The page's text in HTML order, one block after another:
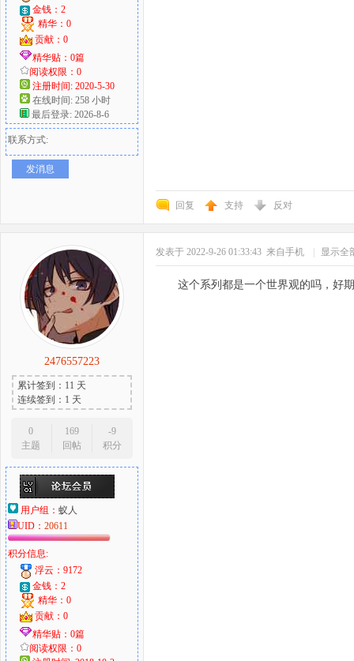
金钱：2
精华：0
贡献：0
精华贴：0篇
阅读权限：0
注册时间: 2020-5-30
在线时间: 258 小时
最后登录: 2026-8-6
联系方式:
发消息
回复 支持 反对
2476557223
累计签到：11 天
连续签到：1 天
0
主题
169
回帖
-9
积分
用户组： 蚁人
UID： 20611
积分信息:
浮云：9172
金钱：2
精华：0
贡献：0
精华贴：0篇
阅读权限：0
发表于 2022-9-26 01:33:43 来自手机 显示全
这个系列都是一个世界观的吗，好